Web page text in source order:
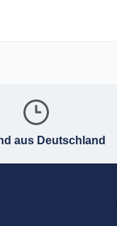
aus Deutschland